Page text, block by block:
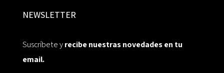
NEWSLETTER
Suscríbete yrecibe nuestras novedades en tu
email.